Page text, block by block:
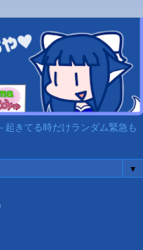
起きてる時だけランダム緊急も
▼